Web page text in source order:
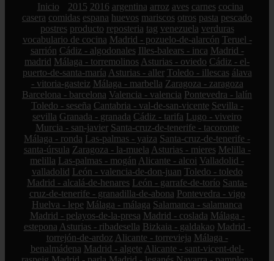
Inicio 2015 2016 argentina arroz aves carnes cocina
casera comidas espana huevos mariscos otros pasta pescado
postres producto reposteria tag venezuela verduras
vocabulario de cocina Madrid - pozuelo-de-alarcón Teruel -
sarrión Cádiz - algodonales Illes-balears - inca Madrid -
madrid Málaga - torremolinos Asturias - oviedo Cádiz - el-
puerto-de-santa-maría Asturias - aller Toledo - illescas álava
- vitoria-gasteiz Málaga - marbella Zaragoza - zaragoza
Barcelona - barcelona Valencia - valencia Pontevedra - lalín
Toledo - seseña Cantabria - val-de-san-vicente Sevilla -
sevilla Granada - granada Cádiz - tarifa Lugo - viveiro
Murcia - san-javier Santa-cruz-de-tenerife - tacoronte
Málaga - ronda Las-palmas - yaiza Santa-cruz-de-tenerife -
santa-úrsula Zaragoza - la-muela Asturias - mieres Melilla -
melilla Las-palmas - mogán Alicante - alcoi Valladolid -
valladolid León - valencia-de-don-juan Toledo - toledo
Madrid - alcalá-de-henares León - garrafe-de-torío Santa-
cruz-de-tenerife - granadilla-de-abona Pontevedra - vigo
Huelva - lepe Málaga - málaga Salamanca - salamanca
Madrid - pelayos-de-la-presa Madrid - coslada Málaga -
estepona Asturias - ribadesella Bizkaia - galdakao Madrid -
torrejón-de-ardoz Alicante - torrevieja Málaga -
benalmádena Madrid - algete Alicante - sant-vicent-del-